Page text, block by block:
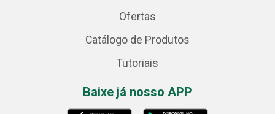
Ofertas
Catálogo de Produtos
Tutoriais
Baixe já nosso APP